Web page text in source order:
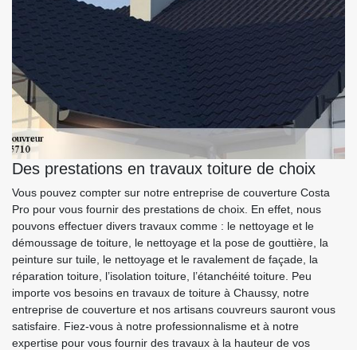
Des prestations en travaux toiture de choix
Vous pouvez compter sur notre entreprise de couverture Costa
Pro pour vous fournir des prestations de choix. En effet, nous
pouvons effectuer divers travaux comme : le nettoyage et le
démoussage de toiture, le nettoyage et la pose de gouttière, la
peinture sur tuile, le nettoyage et le ravalement de façade, la
réparation toiture, l’isolation toiture, l’étanchéité toiture. Peu
importe vos besoins en travaux de toiture à Chaussy, notre
entreprise de couverture et nos artisans couvreurs sauront vous
satisfaire. Fiez-vous à notre professionnalisme et à notre
expertise pour vous fournir des travaux à la hauteur de vos